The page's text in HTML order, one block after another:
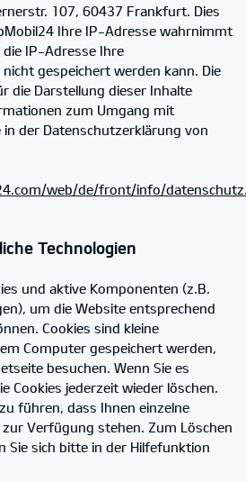
107, 60437 Frankfurt. Dies
Ihre IP-Adresse wahrnimmt
IP-Adresse Ihre
gespeichert werden kann. Die
die Darstellung dieser Inhalte
zum Umgang mit
der Datenschutzerklärung von
web/de/front/info/
Technologien
und aktive Komponenten (z.B.
um die Website entsprechend
Cookies sind kleine
Computer gespeichert werden,
besuchen. Wenn Sie es
Cookies jederzeit wieder löschen.
führen, dass Ihnen einzelne
Verfügung stehen. Zum Löschen
Sie sich bitte in der Hilfefunktion